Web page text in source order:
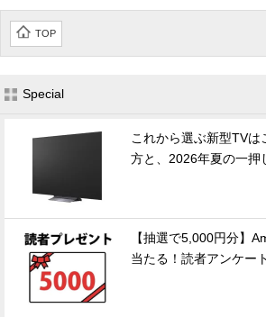
TOP
Special
これから選ぶ新型TVは
方と、2026年夏の一押
【抽選で5,000円分】
当たる！読者アンケー